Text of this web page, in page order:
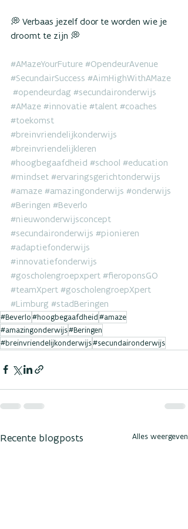
💭 Verbaas jezelf door te worden wie je
droomt te zijn 💭
#AMazeYourFuture #OpendeurAvenue
#SecundairSuccess #AimHighWithAMaze
#opendeurdag #secundaironderwijs
#AMaze #innovatie #talent #coaches
#toekomst
#breinvriendelijkonderwijs
#breinvriendelijkleren
#hoogbegaafdheid #school #education
#mindset #ervaringsgerichtonderwijs
#amaze #amazingonderwijs #onderwijs
#Beringen #Beverlo
#nieuwonderwijsconcept
#secundaironderwijs #pionieren
#adaptiefonderwijs
#innovatiefonderwijs
#goscholengroepxpert #fieroponsGO
#teamXpert #goscholengroepXpert
#Limburg #stadBeringen
#Beverlo#hoogbegaafdheid#amaze
#amazingonderwijs#Beringen
#breinvriendelijkonderwijs#secundaironderwijs
Recente blogposts Alles weergeven